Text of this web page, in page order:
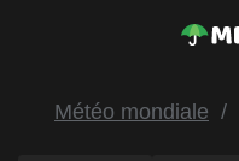
Météo mondiale